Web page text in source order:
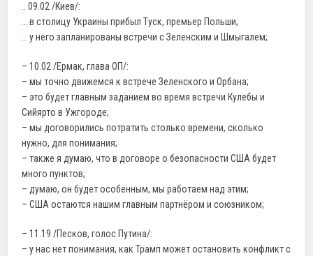
.. 09.02 /Киев/:
… в столицу Украины прибыл Туск, премьер Польши;
… у него запланированы встречи с Зеленским и Шмыгалем;
– 10.02 /Ермак, глава ОП/:
– мы точно движемся к встрече Зеленского и Орбана;
– это будет главным заданием во время встречи Кулебы и
Сийярто в Ужгороде;
– мы договорились потратить столько времени, сколько
нужно, для понимания;
– также я думаю, что в договоре о безопасности США будет
много пунктов;
– думаю, он будет особенным, мы работаем над этим;
– США остаются нашим главным партнёром и союзником;
– 11.19 /Песков, голос Путина/:
– у нас нет понимания, как Трамп может остановить конфликт с